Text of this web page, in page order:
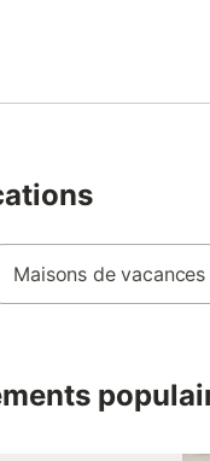
Maisons de vacances